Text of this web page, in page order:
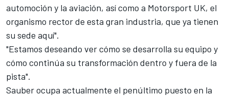
automoción y la aviación, así como a Motorsport UK, el
organismo rector de esta gran industria, que ya tienen
su sede aquí".
"Estamos deseando ver cómo se desarrolla su equipo y
cómo continúa su transformación dentro y fuera de la
pista".
Sauber ocupa actualmente el penúltimo puesto en la